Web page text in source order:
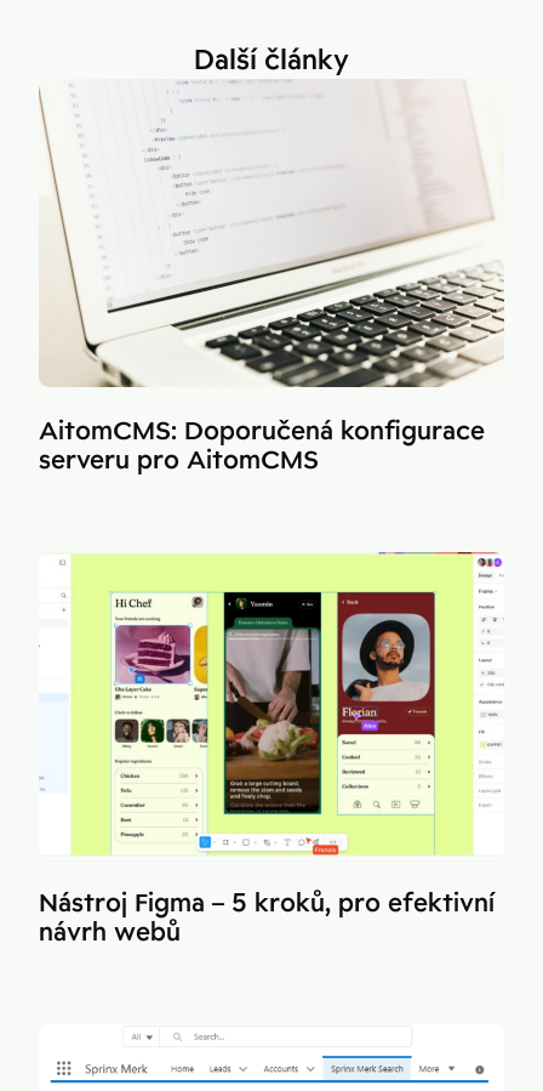
Další články
AitomCMS: Doporučená konfigurace
serveru pro AitomCMS
Nástroj Figma – 5 kroků, pro efektivní
návrh webů